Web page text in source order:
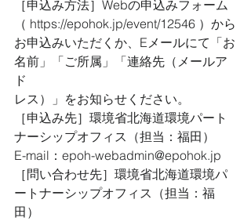
［申込み方法］Webの申込みフォーム
（ https://epohok.jp/event/12546 ）から
お申込みいただくか、Eメールにて「お
名前」「ご所属」「連絡先（メールア
ド
レス）」をお知らせください。
［申込み先］環境省北海道環境パート
ナーシップオフィス（担当：福田）
E-mail：epoh-webadmin@epohok.jp
［問い合わせ先］環境省北海道環境パ
ートナーシップオフィス（担当：福
田）